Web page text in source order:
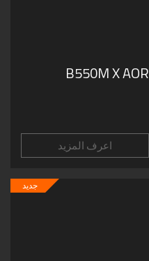
B550M X
اعرف المزيد
جديد